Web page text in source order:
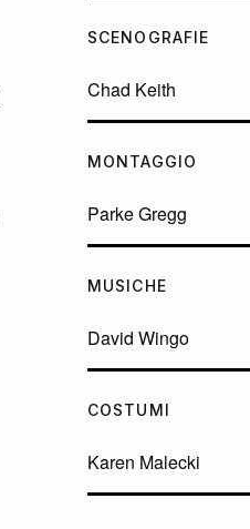
SCENOGRAFIE
Chad Keith
MONTAGGIO
Parke Gregg
MUSICHE
David Wingo
COSTUMI
Karen Malecki